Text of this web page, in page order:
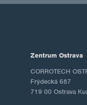
Zentrum Ostrava
CORROTECH
Frýdecká 687
719 00 Ostrava